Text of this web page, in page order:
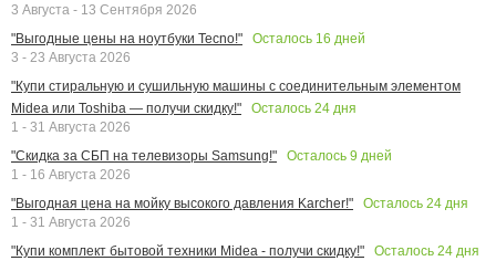
3 Августа - 13 Сентября 2026
"Выгодные цены на ноутбуки Tecno!"
Осталось 16 дней
3 - 23 Августа 2026
"Купи стиральную и сушильную машины с соединительным элементом
Midea или Toshiba — получи скидку!"
Осталось 24 дня
1 - 31 Августа 2026
"Скидка за СБП на телевизоры Samsung!"
Осталось 9 дней
1 - 16 Августа 2026
"Выгодная цена на мойку высокого давления Karcher!"
Осталось 24 дня
1 - 31 Августа 2026
"Купи комплект бытовой техники Midea - получи скидку!"
Осталось 24 дня